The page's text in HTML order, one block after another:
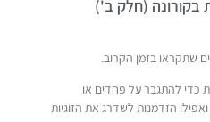
שתקראו בזמן הקרוב.
כדי להתגבר על פחדים או
הזדמנות לשדרג את הזוגיות